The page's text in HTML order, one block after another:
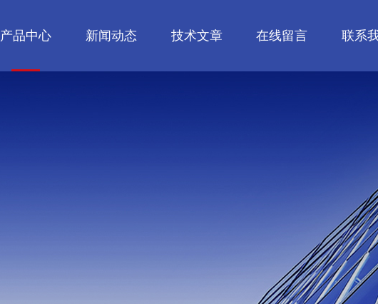
产品中心 新闻动态 技术文章 在线留言 联系